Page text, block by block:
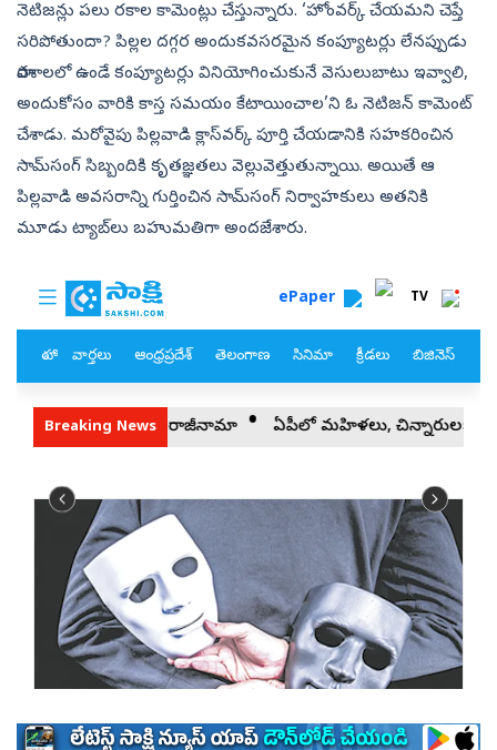
నెటిజన్లు పలు రకాల కామెంట్లు చేస్తున్నారు. ‘హోంవర్క్‌ చేయమని చెప్తే
సరిపోతుందా? పిల్లల దగ్గర అందుకవసరమైన కంప్యూటర్లు లేనప్పుడు
పాఠశాలలో ఉండే కంప్యూటర్లు వినియోగించుకునే వెసులుబాటు ఇవ్వాలి,
అందుకోసం వారికి కాస్త సమయం కేటాయించాల’ని ఓ నెటిజన్‌ కామెంట్‌
చేశాడు. మరోవైపు పిల్లవాడి క్లాస్‌వర్క్‌ పూర్తి చేయడానికి సహకరించిన
సామ్‌సంగ్‌ సిబ్బందికి కృతజ్ఞతలు వెల్లువెత్తుతున్నాయి. అయితే ఆ
పిల్లవాడి అవసరాన్ని గుర్తించిన సామ్‌సంగ్‌ నిర్వాహకులు అతనికి
మూడు ట్యాబ్‌లు బహుమతిగా అందజేశారు.